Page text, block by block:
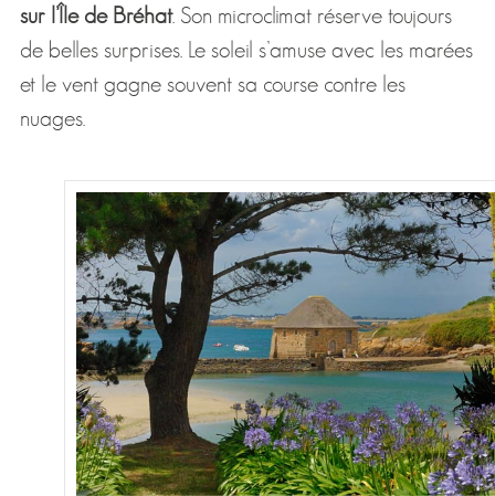
sur l’Île de Bréhat. Son microclimat réserve toujours
de belles surprises. Le soleil s’amuse avec les marées
et le vent gagne souvent sa course contre les
nuages.